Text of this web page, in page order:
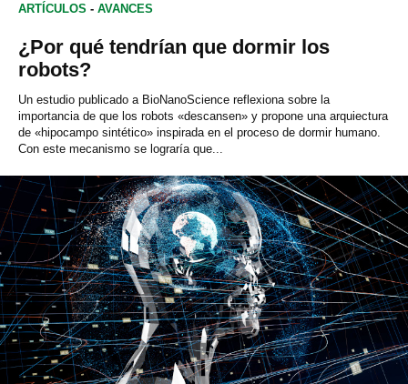
ARTÍCULOS - AVANCES
¿Por qué tendrían que dormir los
robots?
Un estudio publicado a BioNanoScience reflexiona sobre la
importancia de que los robots «descansen» y propone una arquiectura
de «hipocampo sintético» inspirada en el proceso de dormir humano.
Con este mecanismo se lograría que...